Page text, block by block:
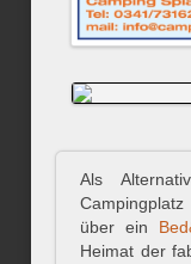
Als
über ein
Heimat der